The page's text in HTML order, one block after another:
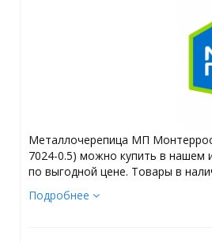
Металлочерепица МП
7024-0.5) можно купить в нашем
по выгодной цене. Товары в
Подробнее